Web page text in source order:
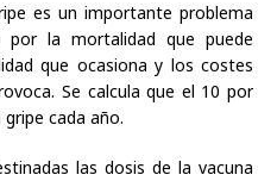
es un importante problema
la mortalidad que puede
que ocasiona y los costes
Se calcula que el 10 por
cada año.
las dosis de la vacuna